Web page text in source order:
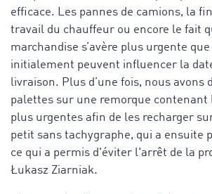
efficace. Les pannes de camions, la
travail du chauffeur ou encore le fait
marchandise s’avère plus urgente que
initialement peuvent influencer la
livraison. Plus d’une fois, nous avons
palettes sur une remorque contenant
plus urgentes afin de les recharger
petit sans tachygraphe, qui a ensuite
ce qui a permis d'éviter l'arrêt de la
Łukasz Ziarniak.